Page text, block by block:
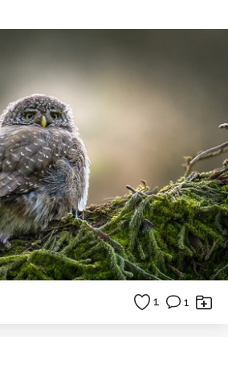
1 1